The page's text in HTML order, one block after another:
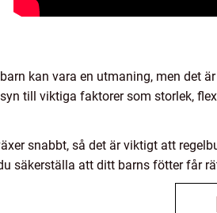
kan vara en utmaning, men det
till viktiga faktorer som storlek,
snabbt, så det är viktigt att
säkerställa att ditt barns fötter får